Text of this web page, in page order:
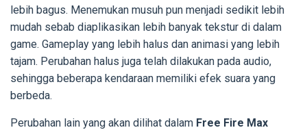
lebih bagus. Menemukan musuh pun menjadi sedikit lebih
mudah sebab diaplikasikan lebih banyak tekstur di dalam
game. Gameplay yang lebih halus dan animasi yang lebih
tajam. Perubahan halus juga telah dilakukan pada audio,
sehingga beberapa kendaraan memiliki efek suara yang
berbeda.
Perubahan lain yang akan dilihat dalam Free Fire Max